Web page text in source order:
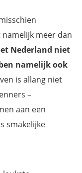
namelijk meer dan
Nederland niet
namelijk ook
is allang niet
–
aan een
smakelijke